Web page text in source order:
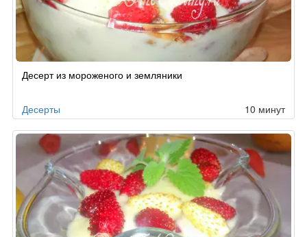
Десерт из мороженого и земляники
Десерты 10 минут